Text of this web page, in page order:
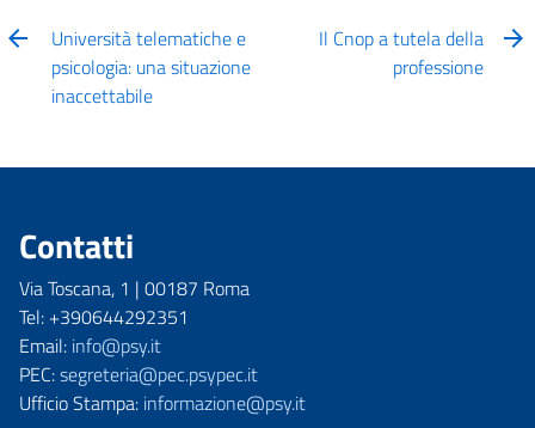
Università telematiche e
psicologia: una situazione
inaccettabile
Il Cnop a tutela della
professione
Contatti
Via Toscana, 1 | 00187 Roma
Tel: +390644292351
Email: info@psy.it
PEC:segreteria@pec.psypec.it
Ufficio Stampa: informazione@psy.it